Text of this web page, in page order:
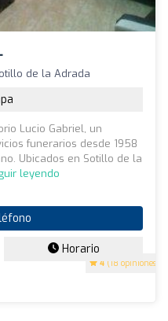
4 (18 opiniones)
de la Adrada
Lucio Gabriel, un
funerarios desde 1958
Ubicados en Sotillo de la
leyendo
Horario